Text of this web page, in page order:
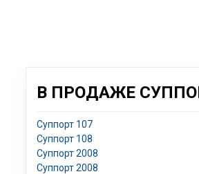
В ПРОДАЖЕ
Суппорт 107
Суппорт 108
Суппорт 2008
Суппорт 2008